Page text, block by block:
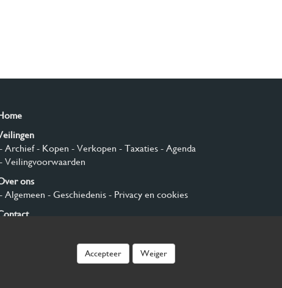
- Archief- Kopen - Verkopen - Taxaties- Agenda
- Veilingvoorwaarden
ons
- Algemeen - Geschiedenis- Privacy en cookies
Accepteer Weiger